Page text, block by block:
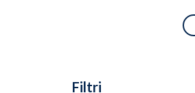
Filtri